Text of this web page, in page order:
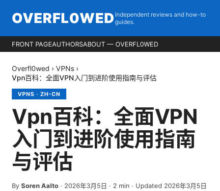
OVERFL0WED Independent reviews and how-to
guides.
FRONT PAGEAUTHORSABOUT — OVERFL0WED
Overfl0wed › VPNs ›
Vpn百科：全面VPN入门到进阶使用指南与评估
VPNS · ZH-CN
Vpn百科：全面VPN
入门到进阶使用指南
与评估
By Soren Aalto · 2026年3月5日 · 2 min · Updated 2026年3月5日